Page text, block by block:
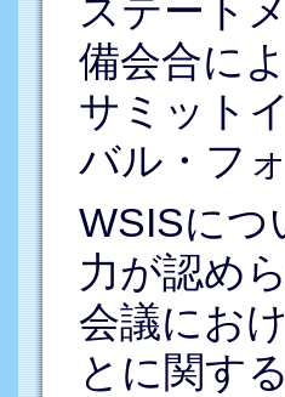
ステート
備会合に
サミット
バル・フ
WSISにつ
力が認め
会議にお
とに関す